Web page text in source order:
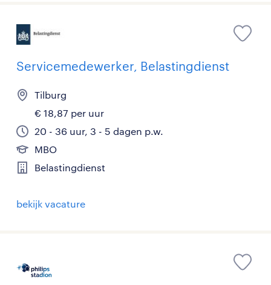
Servicemedewerker, Belastingdienst
Tilburg
€ 18,87 per uur
20 - 36 uur, 3 - 5 dagen p.w.
MBO
Belastingdienst
bekijk vacature